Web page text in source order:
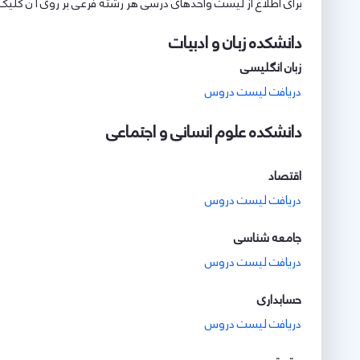
برای اطلاع از لیست واحد­های درسی هر رشته فرعی بر روی آ ن
دانشکده زبان و ادبیات
زبان انگلیسی
دریافتلیست دروس
دانشکده علوم انسانی و اجتماعی
اقتصاد
دریافت لیست دروس
جامعه شناسی
دریافت لیست دروس
حسابداری
دریافت لیست دروس